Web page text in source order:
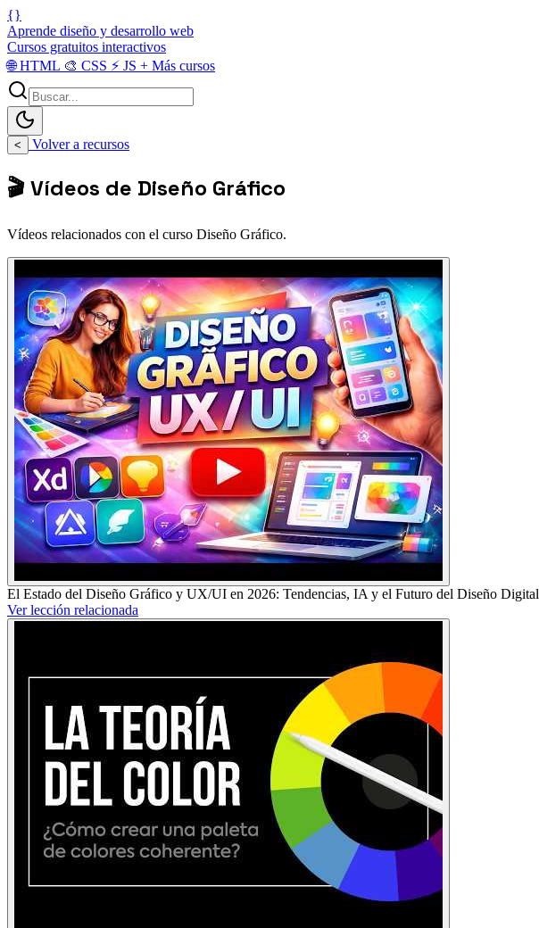
{}
Aprende diseño y desarrollo web
Cursos gratuitos interactivos
🌐HTML 🎨 CSS ⚡ JS + Más cursos
< Volver a recursos
🎬 Vídeos de Diseño Gráfico
Vídeos relacionados con el curso Diseño Gráfico.
El Estado del Diseño Gráfico y UX/UI en 2026: Tendencias, IA y el Futuro del Diseño Digital
Ver lección relacionada